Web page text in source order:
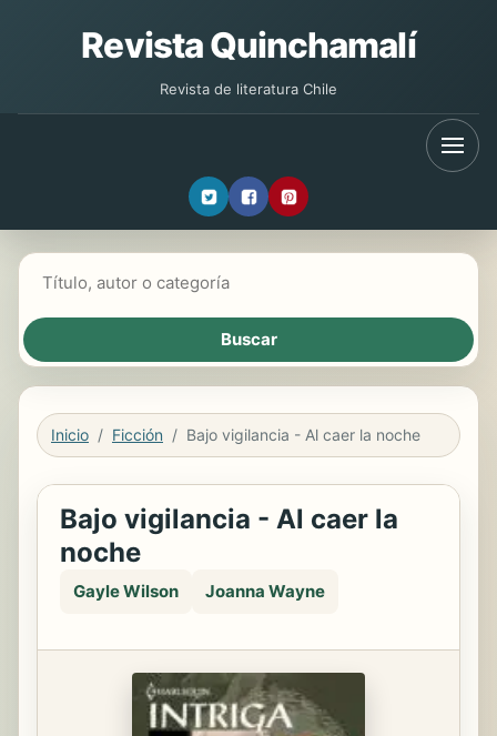
Revista Quinchamalí
Revista de literatura Chile
Inicio Ficción Bajo vigilancia - Al caer la noche
Bajo vigilancia - Al caer la
noche
Gayle Wilson Joanna Wayne